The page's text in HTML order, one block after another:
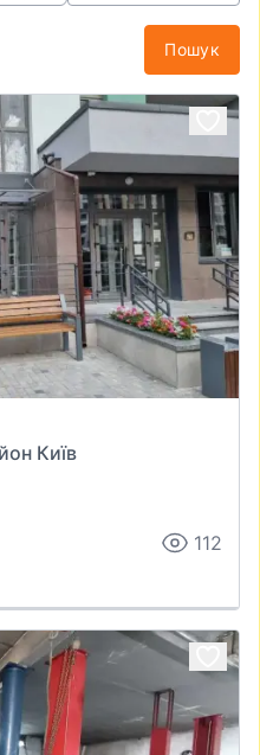
Пошук
Київ
112